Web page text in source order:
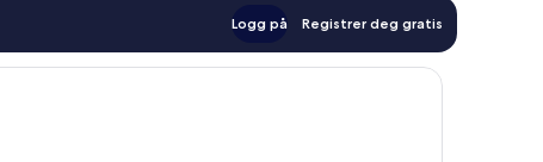
Logg på Registrer deg gratis